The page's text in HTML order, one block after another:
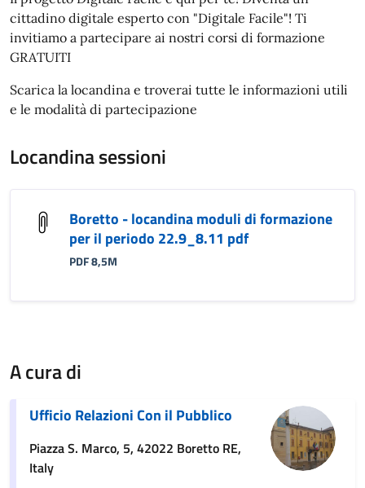
cittadino digitale esperto con "Digitale Facile"! Ti
invitiamo a partecipare ai nostri corsi di formazione
GRATUITI
Scarica la locandina e troverai tutte le informazioni utili
e le modalità di partecipazione
Locandina sessioni
Boretto - locandina moduli di formazione
per il periodo 22.9_8.11 pdf
PDF 8,5M
A cura di
Ufficio Relazioni Con il Pubblico
Piazza S. Marco, 5, 42022 Boretto RE,
Italy